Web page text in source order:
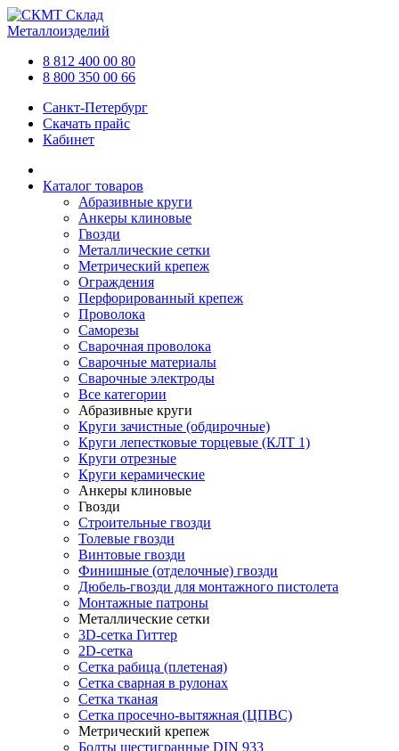
Склад
Металлоизделий
8 812 400 00 80
8 800 350 00 66
Санкт-Петербург
Скачать прайс
Кабинет
Каталог товаров
Абразивные круги
Анкеры клиновые
Гвозди
Металлические сетки
Метрический крепеж
Ограждения
Перфорированный крепеж
Проволока
Саморезы
Сварочная проволока
Сварочные материалы
Сварочные электроды
Все категории
Абразивные круги
Круги зачистные (обдирочные)
Круги лепестковые торцевые (КЛТ 1)
Круги отрезные
Круги керамические
Анкеры клиновые
Гвозди
Строительные гвозди
Толевые гвозди
Винтовые гвозди
Финишные (отделочные) гвозди
Дюбель-гвозди для монтажного пистолета
Монтажные патроны
Металлические сетки
3D-сетка Гиттер
2D-сетка
Сетка рабица (плетеная)
Сетка сварная в рулонах
Сетка тканая
Сетка просечно-вытяжная (ЦПВС)
Метрический крепеж
Болты шестигранные DIN 933